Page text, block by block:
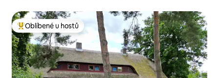
Nejlepší v kategorii Oblíbené u hostů
Oblíbené u hostů